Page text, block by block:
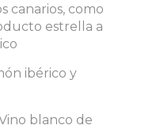
canarios, como
estrella a
ibérico y
blanco de